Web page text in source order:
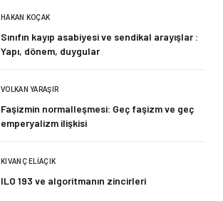
HAKAN KOÇAK
Sınıfın kayıp asabiyesi ve sendikal arayışlar :
Yapı, dönem, duygular
VOLKAN YARAŞIR
Faşizmin normalleşmesi: Geç faşizm ve geç
emperyalizm ilişkisi
KIVANÇ ELIAÇIK
ILO 193 ve algoritmanın zincirleri